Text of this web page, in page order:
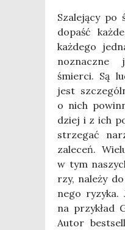
Sza­le­ją­cy po
dopaść
każ­de­go
śmier­ci. Są
jest
o nich
dziej i z ich
strze­gać
zale­ceń.
w tym
rzy, nale­ży
ne­go ryzy­ka.
na przy­kład
Autor